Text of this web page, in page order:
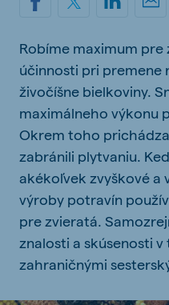
Robíme maximum pre
účinnosti pri premene
živočíšne bielkoviny.
maximálneho výkonu
Okrem toho
zabránili plytvaniu.
akékoľvek zvyškové a
výroby potravín
pre zvieratá.
znalosti a skúsenosti
zahraničnými